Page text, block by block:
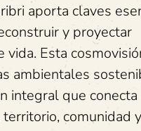
aporta claves
y proyectar
vida. Esta
ambientales
integral que conecta
comunidad y